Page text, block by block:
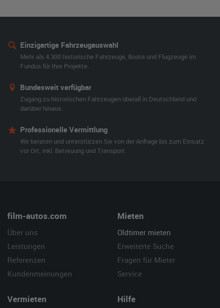
Einzigartige Fahrzeugauswahl
Mehr als 4.300 historische Fahrzeuge, Boote und Flugzeuge im
Fundus für Ihre Projekte.
Bundesweit verfügbar
Zugang zu historischen Fahrzeugen überall in Deutschland und
darüber hinaus.
Professionelle Vermittlung
Wir beraten und unterstützen Sie von der Anfrage bis zum Einsatz
vor Ort, inkl. Betreuung und Transport.
film-autos.com
Über uns
Leistungen
Referenzen
Kundenmeinungen
Mieten
Oldtimer mieten
Erweiterte Suche
Fragen für Mieter
Service
Vermieten Hilfe